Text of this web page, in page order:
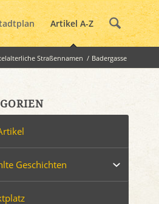
Artikel A-Z
Straßennamen / Badergasse
Geschichten